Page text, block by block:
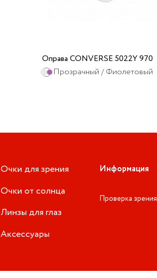
Оправа CONVERSE 5022Y 970
Прозрачный / Фиолетовый
Очки для зрения
Очки от солнца
Линзы для глаз
Аксессуары
Информация
Проверка зрения